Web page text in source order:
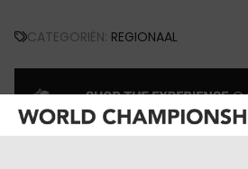
CATEGORIËN: REGIONAAL